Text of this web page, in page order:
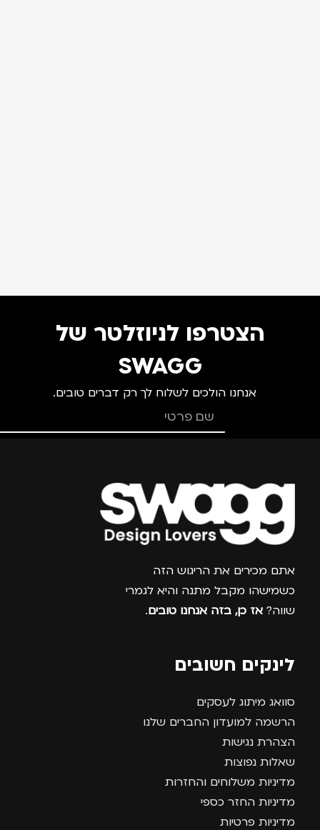
הצטרפו לניוזלטר של
SWAGG
אנחנו הולכים לשלוח לך רק דברים טובים.
צרפו אותי למועדון
אתם מכירים את הריגוש הזה
כשמישהו מקבל מתנה והיא לגמרי
שווה? אז כן, בזה אנחנו טובים.
לינקים חשובים
סוואג מיתוג לעסקים
הרשמה למועדון החברים שלנו
הצהרת נגישות
שאלות נפוצות
מדיניות משלוחים והחזרות
מדיניות החזר כספי
מדיניות פרטיות